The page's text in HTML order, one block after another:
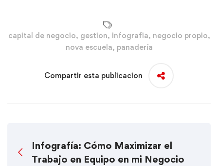
capital de negocio, gestion, infografia, negocio propio,
nova escuela, panadería
Compartir esta publicacion
Infografía: Cómo Maximizar el
Trabajo en Equipo en mi Negocio